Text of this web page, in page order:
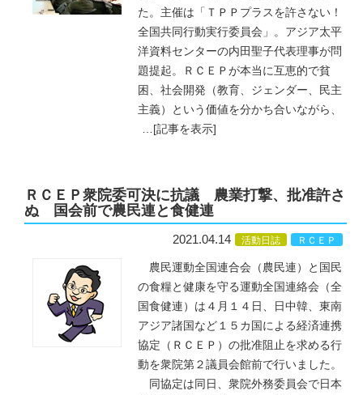
た。主催は「ＴＰＰプラスを許さない！
全国共同行動実行委員会」。アジア太平
洋資料センターの内田聖子代表理事が問
題提起。ＲＣＥＰが本当に互恵的で貧
困、社会開発（教育、ジェンダー、民主
主義）という価値を分かち合いながら、
… [記事を表示]
ＲＣＥＰ衆院委可決に抗議 農業打撃、批准許さ
ぬ 国会前で農民連と食健連
2021.04.14 活動日誌 ＲＣＥＰ
農民運動全国連合会（農民連）と国民
の食糧と健康を守る運動全国連絡会（全
国食健連）は４月１４日、日中韓、東南
アジア諸国など１５カ国による経済連携
協定（ＲＣＥＰ）の批准阻止を求める行
動を衆院第２議員会館前で行いました。
同協定は同日、衆院外務委員会で日本